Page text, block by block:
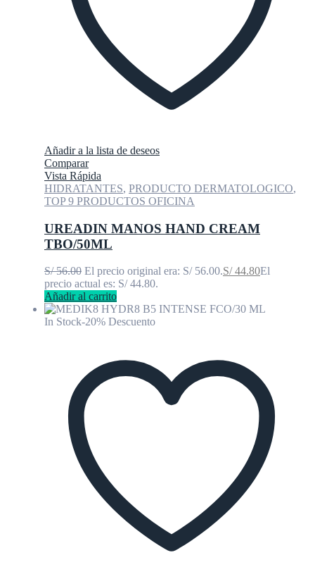
Añadir a la lista de deseos
Comparar
Vista Rápida
HIDRATANTES, PRODUCTO DERMATOLOGICO,
TOP 9 PRODUCTOS OFICINA
UREADIN MANOS HAND CREAM
TBO/50ML
S/56.00 El precio original era: S/ 56.00.S/44.80El
precio actual es: S/ 44.80.
Añadir al carrito
In Stock-20% Descuento